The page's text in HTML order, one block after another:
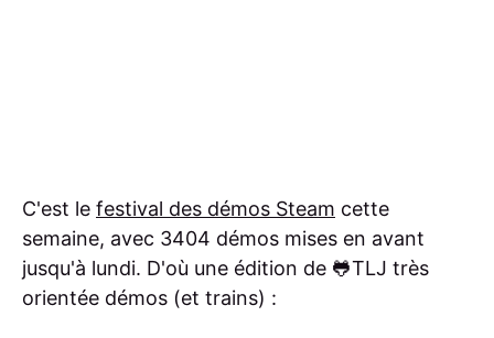
C'est le festival des démos Steam cette
semaine, avec 3404 démos mises en avant
jusqu'à lundi. D'où une édition de 🐸TLJ très
orientée démos (et trains) :